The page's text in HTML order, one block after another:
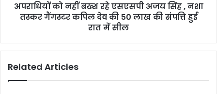
अपराधियों को नहीं बख्श रहे एसएसपी अजय सिंह , नशा
तस्कर गैंगस्टर कपिल देव की 50 लाख की संपत्ति हुई
रात में सील
Related Articles